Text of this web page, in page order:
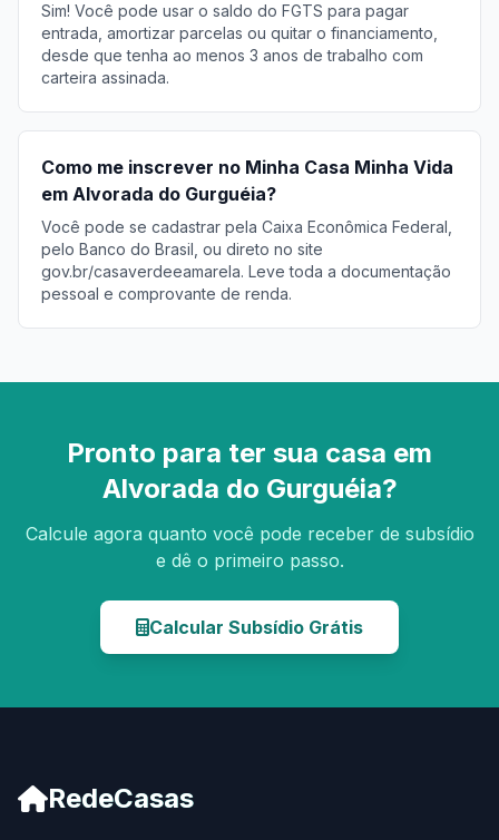
Sim! Você pode usar o saldo do FGTS para pagar
entrada, amortizar parcelas ou quitar o financiamento,
desde que tenha ao menos 3 anos de trabalho com
carteira assinada.
Como me inscrever no Minha Casa Minha Vida
em Alvorada do Gurguéia?
Você pode se cadastrar pela Caixa Econômica Federal,
pelo Banco do Brasil, ou direto no site
gov.br/casaverdeeamarela. Leve toda a documentação
pessoal e comprovante de renda.
Pronto para ter sua casa em
Alvorada do Gurguéia?
Calcule agora quanto você pode receber de subsídio
e dê o primeiro passo.
Calcular Subsídio Grátis
RedeCasas